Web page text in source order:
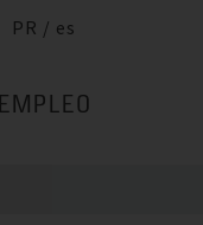
PR / es
EMPLEO